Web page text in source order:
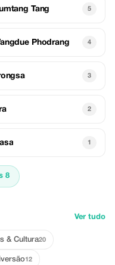
Tang 5
Phodrang 4
3
2
1
8
Ver tudo
& Cultura20
12